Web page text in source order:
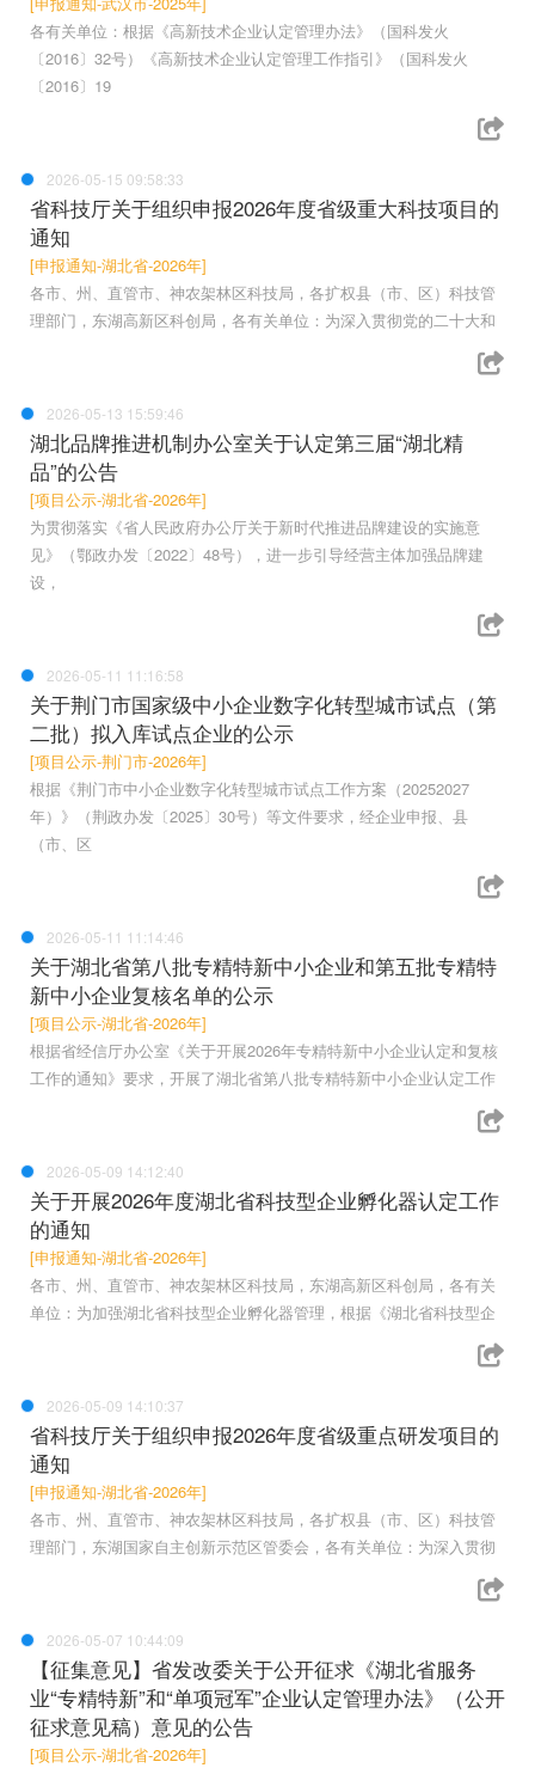
各有关单位：根据《高新技术企业认定管理办法》（国科发火
〔2016〕32号）《高新技术企业认定管理工作指引》（国科发火
〔2016〕19
2026-05-15 09:58:33
省科技厅关于组织申报2026年度省级重大科技项目的
通知
[申报通知-湖北省-2026年]
各市、州、直管市、神农架林区科技局，各扩权县（市、区）科技管
理部门，东湖高新区科创局，各有关单位：为深入贯彻党的二十大和
2026-05-13 15:59:46
湖北品牌推进机制办公室关于认定第三届“湖北精
品”的公告
[项目公示-湖北省-2026年]
为贯彻落实《省人民政府办公厅关于新时代推进品牌建设的实施意
见》（鄂政办发〔2022〕48号），进一步引导经营主体加强品牌建
设，
2026-05-11 11:16:58
关于荆门市国家级中小企业数字化转型城市试点（第
二批）拟入库试点企业的公示
[项目公示-荆门市-2026年]
根据《荆门市中小企业数字化转型城市试点工作方案（20252027
年）》（荆政办发〔2025〕30号）等文件要求，经企业申报、县
（市、区
2026-05-11 11:14:46
关于湖北省第八批专精特新中小企业和第五批专精特
新中小企业复核名单的公示
[项目公示-湖北省-2026年]
根据省经信厅办公室《关于开展2026年专精特新中小企业认定和复核
工作的通知》要求，开展了湖北省第八批专精特新中小企业认定工作
2026-05-09 14:12:40
关于开展2026年度湖北省科技型企业孵化器认定工作
的通知
[申报通知-湖北省-2026年]
各市、州、直管市、神农架林区科技局，东湖高新区科创局，各有关
单位：为加强湖北省科技型企业孵化器管理，根据《湖北省科技型企
2026-05-09 14:10:37
省科技厅关于组织申报2026年度省级重点研发项目的
通知
[申报通知-湖北省-2026年]
各市、州、直管市、神农架林区科技局，各扩权县（市、区）科技管
理部门，东湖国家自主创新示范区管委会，各有关单位：为深入贯彻
2026-05-07 10:44:09
【征集意见】省发改委关于公开征求《湖北省服务
业“专精特新”和“单项冠军”企业认定管理办法》（公开
征求意见稿）意见的公告
[项目公示-湖北省-2026年]